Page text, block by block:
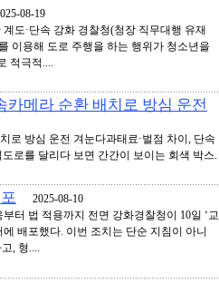
08-19
도·단속 강화 경찰청(청장 직무대행 유재
이용해 도로 주행을 하는 행위가 청소년을
적극적....
메라 순환 배치로 방심 운전
로 방심 운전 겨눈다과태료·벌점 차이, 단속
로를 달리다 보면 간간이 보이는 회색 박스.
2025-08-10
터 법 적용까지 전면 강화경찰청이 10일 ‘교
배포했다. 이번 조치는 단순 지침이 아니
, 형....